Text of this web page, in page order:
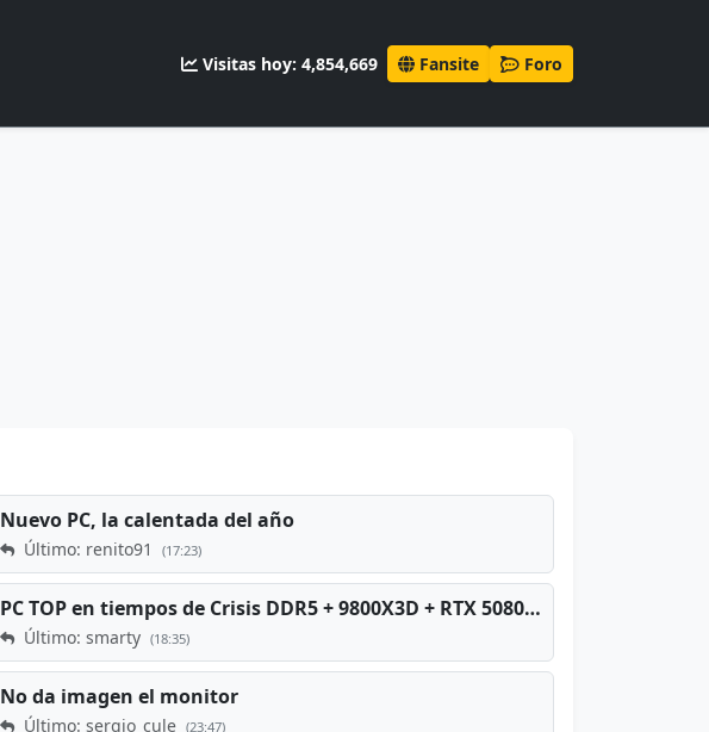
Visitas hoy: 4,854,669 Fansite Foro
Nuevo PC, la calentada del año
Último: renito91 (17:23)
PC TOP en tiempos de Crisis DDR5 + 9800X3D + RTX 5080 [2026][2400€]
Último: smarty (18:35)
No da imagen el monitor
Último: sergio_cule (23:47)